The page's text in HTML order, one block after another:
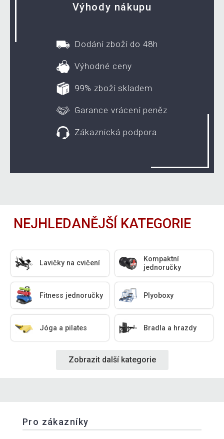
Výhody nákupu
Dodání zboží do 48h
Výhodné ceny
99% zboží skladem
Garance vrácení peněz
Zákaznická podpora
NEJHLEDANĚJŠÍ KATEGORIE
Lavičky na cvičení
Kompaktní
jednoručky
Fitness jednoručky Plyoboxy
Jóga a pilates Bradla a hrazdy
Zobrazit další kategorie
Pro zákazníky